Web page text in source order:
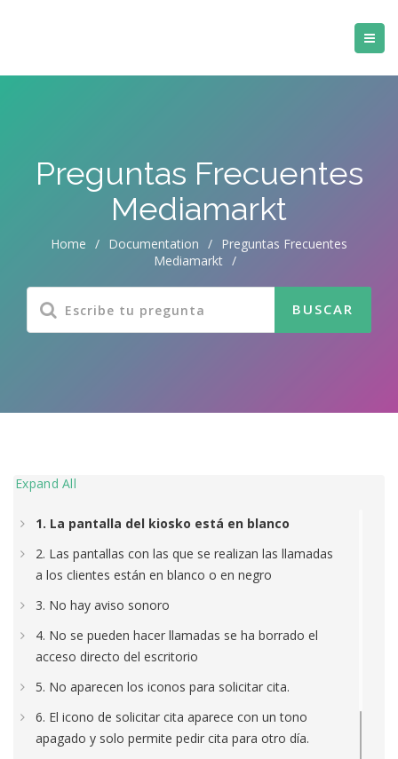
Preguntas Frecuentes
Mediamarkt
Home / Documentation / Preguntas Frecuentes
Mediamarkt /
Expand All
1. La pantalla del kiosko está en blanco
2. Las pantallas con las que se realizan las llamadas
a los clientes están en blanco o en negro
3. No hay aviso sonoro
4. No se pueden hacer llamadas se ha borrado el
acceso directo del escritorio
5. No aparecen los iconos para solicitar cita.
6. El icono de solicitar cita aparece con un tono
apagado y solo permite pedir cita para otro día.